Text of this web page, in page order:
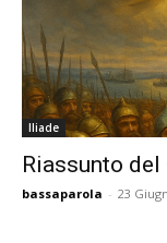
Iliade
Riassunto
bassaparola - 23